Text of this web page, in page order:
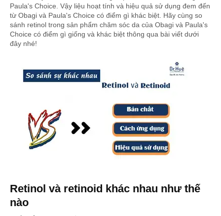
Paula's Choice. Vậy liệu hoạt tính và hiệu quả sử dụng đem đến
từ Obagi và Paula's Choice có điểm gì khác biệt. Hãy cùng so
sánh retinol trong sản phẩm chăm sóc da của Obagi và Paula's
Choice có điểm gì giống và khác biệt thông qua bài viết dưới
đây nhé!
Retinol và retinoid khác nhau như thế
nào